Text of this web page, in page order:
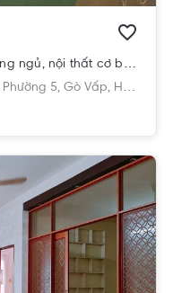
Căn hộ K26 tầng 4 thiết kế 2 phòng ngủ, nội thất cơ bản.
Phường 5, Gò Vấp, Hồ Chí Minh